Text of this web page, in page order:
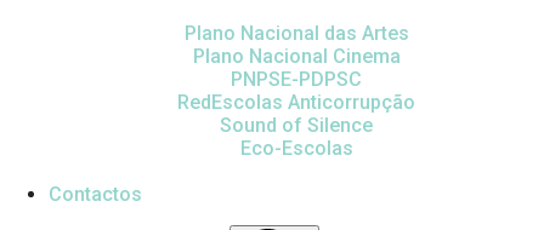
Plano Nacional das Artes
Plano Nacional Cinema
PNPSE-PDPSC
RedEscolas Anticorrupção
Sound of Silence
Eco-Escolas
Contactos